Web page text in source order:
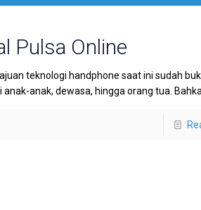
Pulsa Online
teknologi handphone saat ini sudah
anak, dewasa, hingga orang tua.